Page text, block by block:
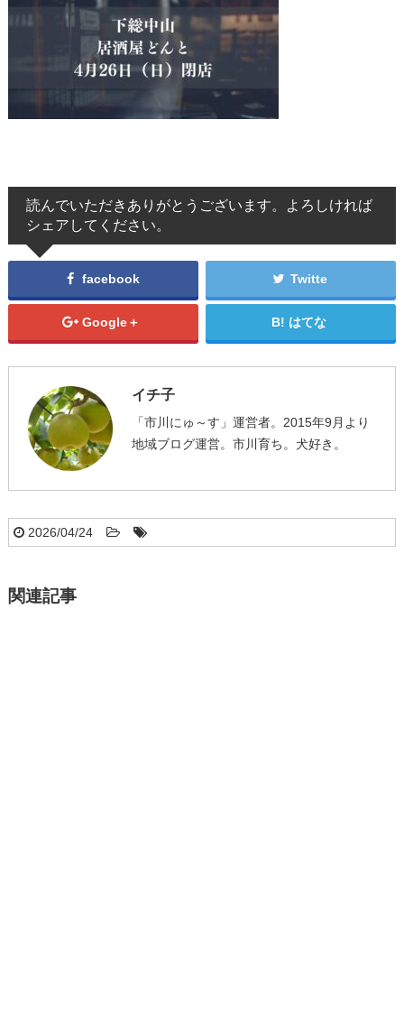
読んでいただきありがとうございます。よろしければ
シェアしてください。
facebook Twitte
Google＋ はてな
イチ子
「市川にゅ～す」運営者。2015年9月より
地域ブログ運営。市川育ち。犬好き。
2026/04/24
関連記事